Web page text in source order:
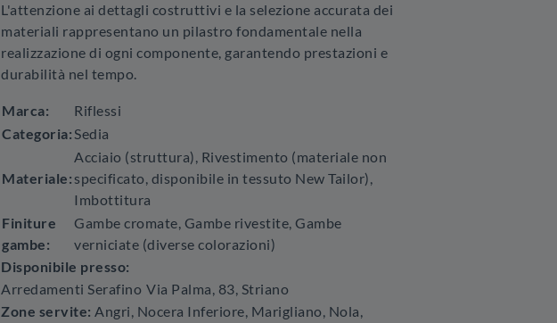
L'attenzione ai dettagli costruttivi e la selezione accurata dei
materiali rappresentano un pilastro fondamentale nella
realizzazione di ogni componente, garantendo prestazioni e
durabilità nel tempo.
Marca:
Riflessi
Categoria:Sedia
Materiale:
Acciaio (struttura), Rivestimento (materiale non
specificato, disponibile in tessuto New Tailor),
Imbottitura
Finiture
gambe:
Gambe cromate, Gambe rivestite, Gambe
verniciate (diverse colorazioni)
Disponibile presso:
Arredamenti Serafino Via Palma, 83, Striano
Zone servite: Angri, Nocera Inferiore, Marigliano, Nola,